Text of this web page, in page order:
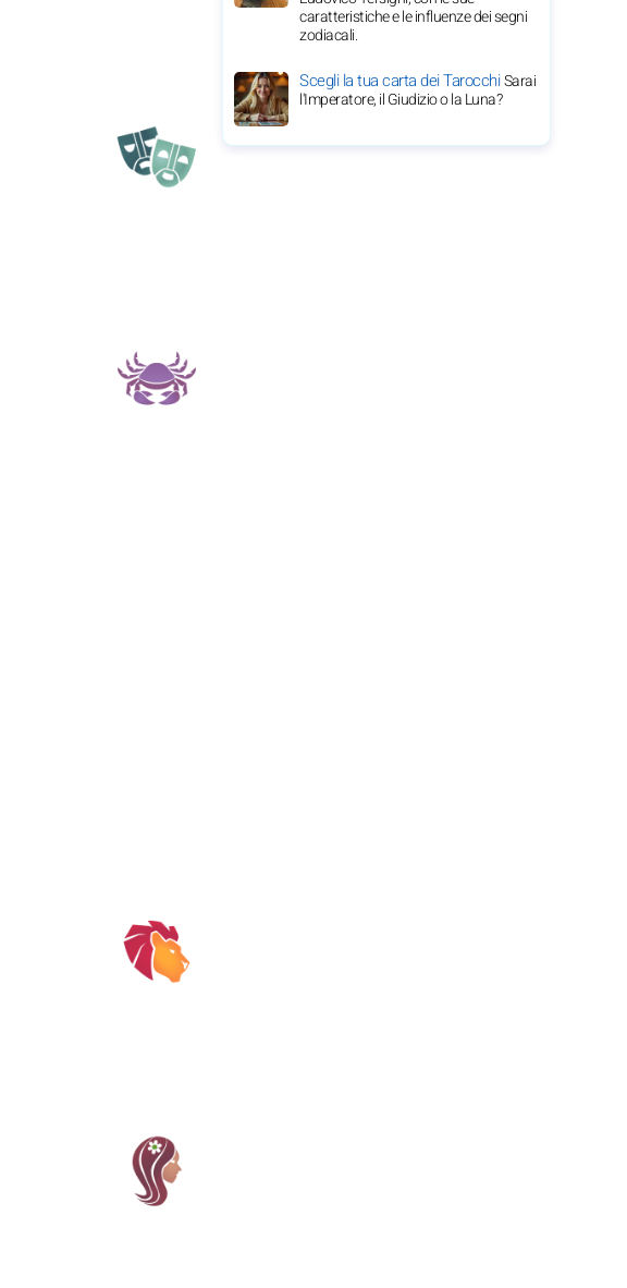
caratteristiche e le influenze dei segni
zodiacali.
Scegli la tua carta dei TarocchiSarai
l'Imperatore, il Giudizio o la Luna?